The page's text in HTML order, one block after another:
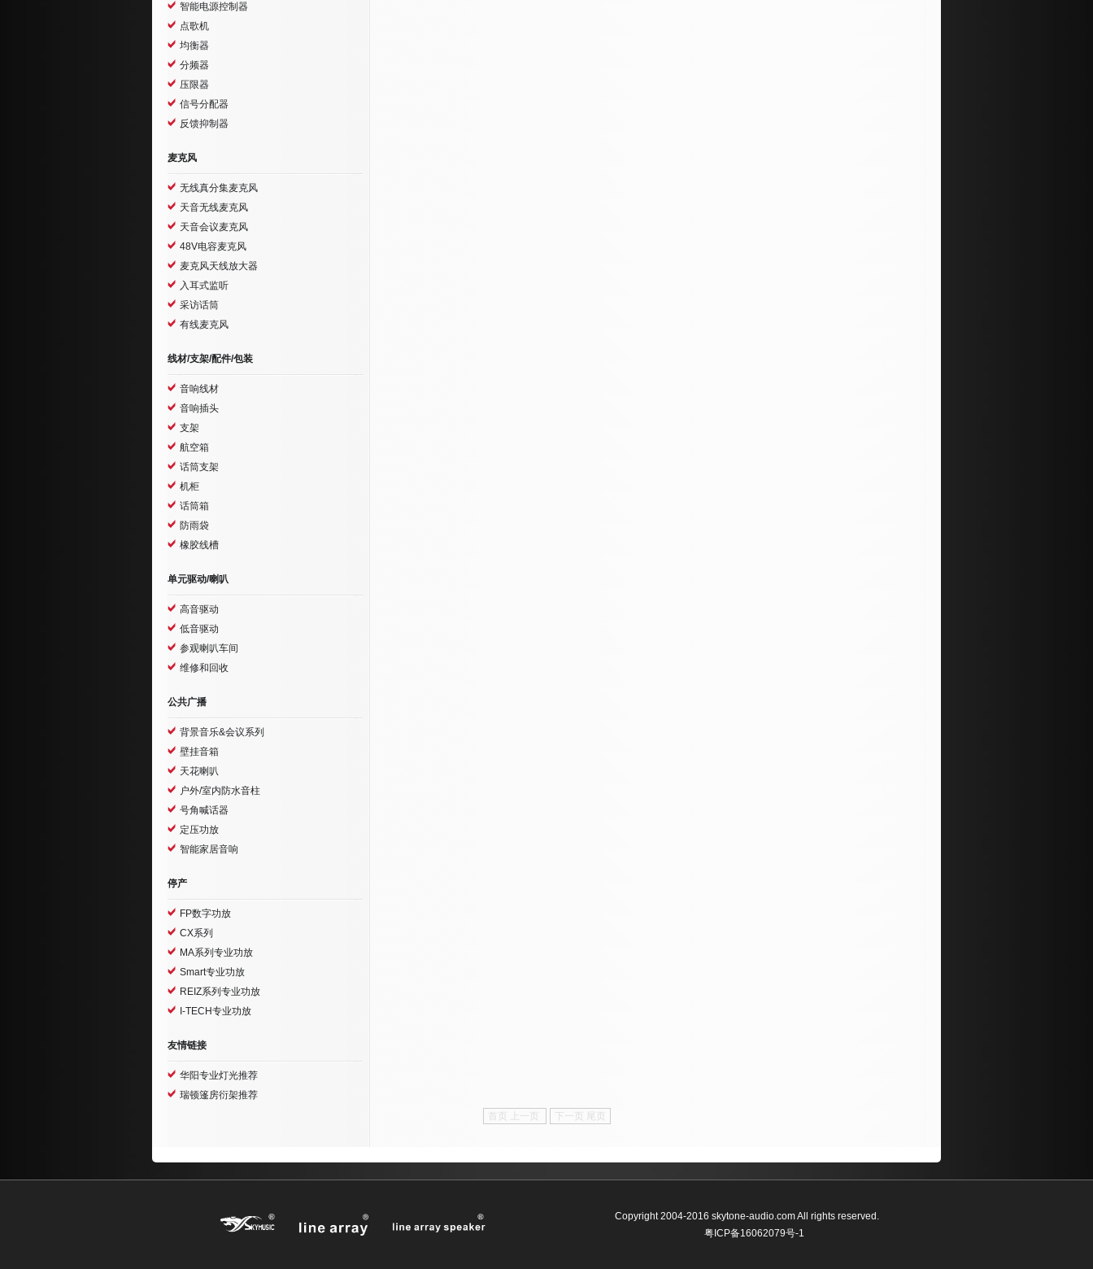
智能电源控制器
点歌机
均衡器
分频器
压限器
信号分配器
反馈抑制器
麦克风
无线真分集麦克风
天音无线麦克风
天音会议麦克风
48V电容麦克风
麦克风天线放大器
入耳式监听
采访话筒
有线麦克风
线材/支架/配件/包装
音响线材
音响插头
支架
航空箱
话筒支架
机柜
话筒箱
防雨袋
橡胶线槽
单元驱动/喇叭
高音驱动
低音驱动
参观喇叭车间
维修和回收
公共广播
背景音乐&会议系列
壁挂音箱
天花喇叭
户外/室内防水音柱
号角喊话器
定压功放
智能家居音响
停产
FP数字功放
CX系列
MA系列专业功放
Smart专业功放
REIZ系列专业功放
I-TECH专业功放
友情链接
华阳专业灯光推荐
瑞顿篷房衍架推荐
首页 上一页 下一页 尾页
Copyright 2004-2016 skytone-audio.com All rights reserved.
粤ICP备16062079号-1